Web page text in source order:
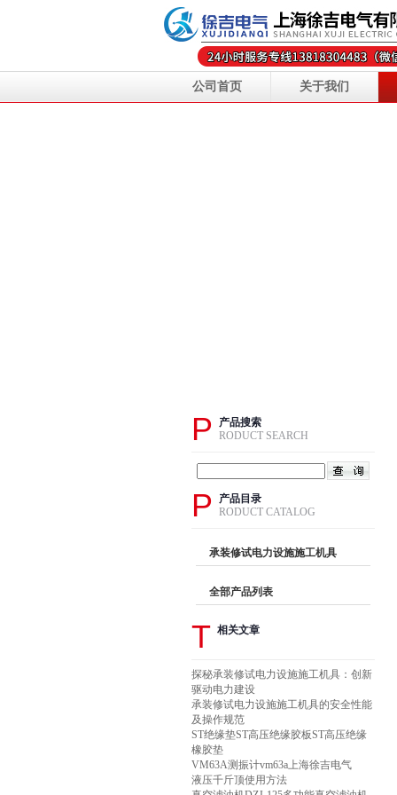
公司首页 关于我们
P
产品搜索
RODUCT SEARCH
P
产品目录
RODUCT CATALOG
承装修试电力设施施工机具
全部产品列表
T 相关文章
探秘承装修试电力设施施工机具：创新
驱动电力建设
承装修试电力设施施工机具的安全性能
及操作规范
ST绝缘垫ST高压绝缘胶板ST高压绝缘
橡胶垫
VM63A测振计vm63a上海徐吉电气
液压千斤顶使用方法